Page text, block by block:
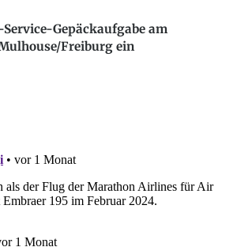
Gepäckaufgabe am
Freiburg ein